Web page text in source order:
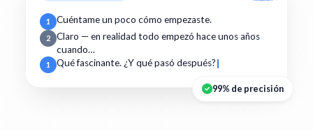
1 Cuéntame un poco cómo empezaste.
2
Claro — en realidad todo empezó hace unos años
cuando…
1 Qué fascinante. ¿Y qué pasó después?
99% de precisión